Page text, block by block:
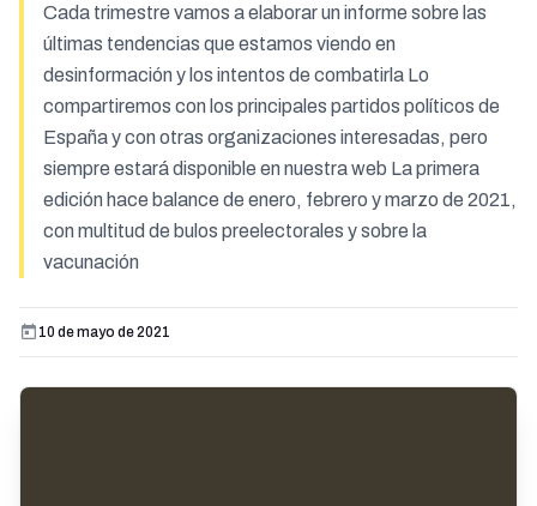
Cada trimestre vamos a elaborar un informe sobre las
últimas tendencias que estamos viendo en
desinformación y los intentos de combatirla Lo
compartiremos con los principales partidos políticos de
España y con otras organizaciones interesadas, pero
siempre estará disponible en nuestra web La primera
edición hace balance de enero, febrero y marzo de 2021,
con multitud de bulos preelectorales y sobre la
vacunación
10 de mayo de 2021